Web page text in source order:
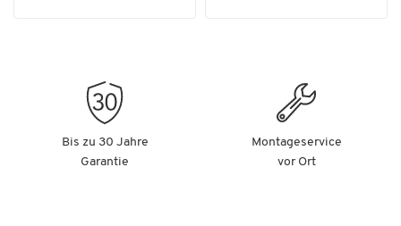
Bis zu 30 Jahre
Garantie
Montageservice
vor Ort